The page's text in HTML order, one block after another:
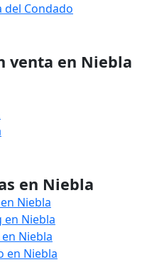
del Condado
venta en Niebla
en Niebla
Niebla
en Niebla
Niebla
en Niebla